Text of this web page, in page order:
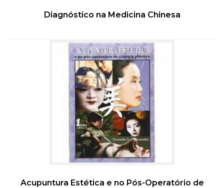
Diagnóstico na Medicina Chinesa
Acupuntura Estética e no Pós-Operatório de